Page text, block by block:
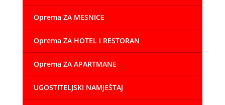
Oprema ZA MESNICE
Oprema ZA HOTEL i RESTORAN
Oprema ZA APARTMANE
UGOSTITELJSKI NAMJEŠTAJ